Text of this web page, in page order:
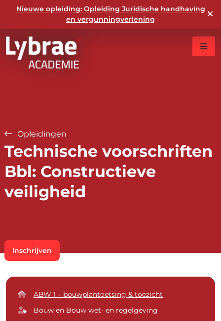
Nieuwe opleiding: Opleiding Juridische handhaving
en vergunningverlening
Opleidingen
Technische voorschriften
Bbl: Constructieve
veiligheid
Inschrijven
ABW 1 – bouwplantoetsing & toezicht
Bouw en Bouw wet- en regelgeving